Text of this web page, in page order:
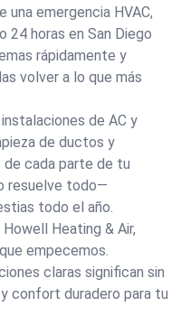
una emergencia HVAC,
24 horas en San Diego
rápidamente y
volver a lo que más
de AC y
de ductos y
de cada parte de tu
resuelve todo—
todo el año.
Howell Heating & Air,
empecemos.
claras significan sin
confort duradero para tu